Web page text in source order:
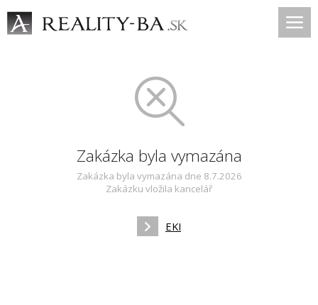
Zakázka byla vymazána
Zakázka byla vymazána dne 8.7.2026
Zakázku vložila kancelář
EKI